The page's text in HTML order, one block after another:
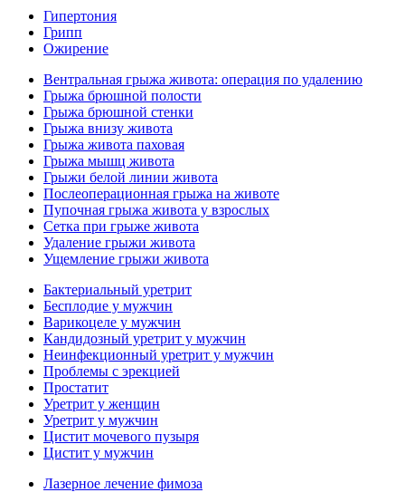
Гипертония
Грипп
Ожирение
Вентральная грыжа живота: операция по удалению
Грыжа брюшной полости
Грыжа брюшной стенки
Грыжа внизу живота
Грыжа живота паховая
Грыжа мышц живота
Грыжи белой линии живота
Послеоперационная грыжа на животе
Пупочная грыжа живота у взрослых
Сетка при грыже живота
Удаление грыжи живота
Ущемление грыжи живота
Бактериальный уретрит
Бесплодие у мужчин
Варикоцеле у мужчин
Кандидозный уретрит у мужчин
Неинфекционный уретрит у мужчин
Проблемы с эрекцией
Простатит
Уретрит у женщин
Уретрит у мужчин
Цистит мочевого пузыря
Цистит у мужчин
Лазерное лечение фимоза